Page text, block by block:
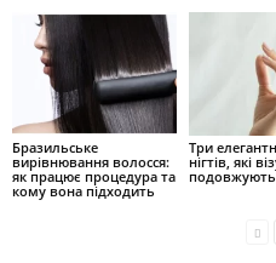
Бразильське
вирівнювання волосся:
як працює процедура та
кому вона підходить
Три
нігтів, які
подовжують